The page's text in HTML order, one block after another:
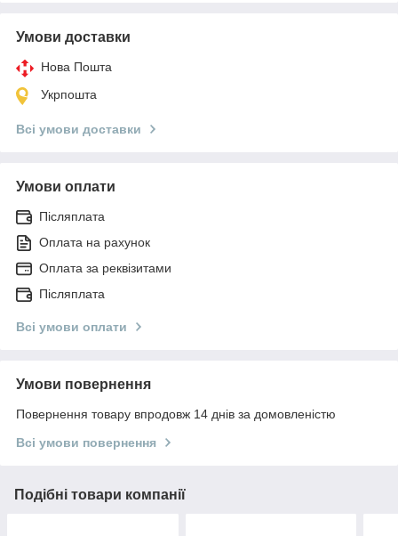
Умови доставки
Нова Пошта
Укрпошта
Всі умови доставки
Умови оплати
Післяплата
Оплата на рахунок
Оплата за реквізитами
Післяплата
Всі умови оплати
Умови повернення
Повернення товару впродовж 14 днів за домовленістю
Всі умови повернення
Подібні товари компанії